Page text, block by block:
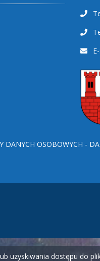
DANYCH OSOBOWYCH -
uzyskiwania dostępu do